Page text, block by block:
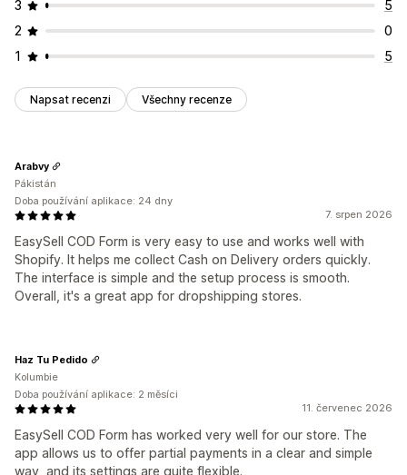
3
5
2
0
1
5
Napsat recenzi Všechny recenze
7. srpen 2026
EasySell COD Form is very easy to use and works well with
Shopify. It helps me collect Cash on Delivery orders quickly.
The interface is simple and the setup process is smooth.
Overall, it's a great app for dropshipping stores.
Arabvy
Pákistán
Doba používání aplikace: 24 dny
11. červenec 2026
EasySell COD Form has worked very well for our store. The
app allows us to offer partial payments in a clear and simple
way, and its settings are quite flexible.
Haz Tu Pedido
Kolumbie
Doba používání aplikace: 2 měsíci